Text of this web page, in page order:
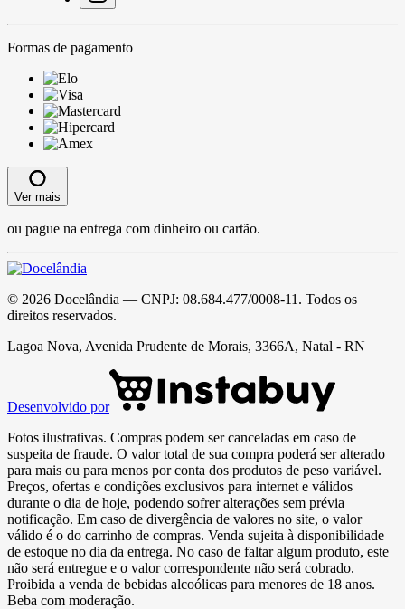
Formas de pagamento
Ver mais
ou pague na entrega com dinheiro ou cartão.
© 2026 Docelândia — CNPJ: 08.684.477/0008-11 . Todos os
direitos reservados.
Lagoa Nova, Avenida Prudente de Morais, 3366A, Natal - RN
Desenvolvido por
Fotos ilustrativas. Compras podem ser canceladas em caso de
suspeita de fraude. O valor total de sua compra poderá ser alterado
para mais ou para menos por conta dos produtos de peso variável.
Preços, ofertas e condições exclusivos para internet e válidos
durante o dia de hoje, podendo sofrer alterações sem prévia
notificação. Em caso de divergência de valores no site, o valor
válido é o do carrinho de compras. Venda sujeita à disponibilidade
de estoque no dia da entrega. No caso de faltar algum produto, este
não será entregue e o valor correspondente não será cobrado.
Proibida a venda de bebidas alcoólicas para menores de 18 anos.
Beba com moderação.